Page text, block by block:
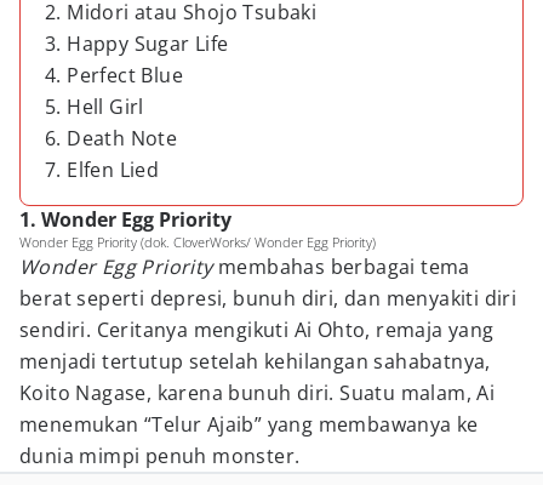
2. Midori atau Shojo Tsubaki
3. Happy Sugar Life
4. Perfect Blue
5. Hell Girl
6. Death Note
7. Elfen Lied
1. Wonder Egg Priority
Wonder Egg Priority (dok. CloverWorks/ Wonder Egg Priority)
Wonder Egg Prioritymembahas berbagai tema
berat seperti depresi, bunuh diri, dan menyakiti diri
sendiri. Ceritanya mengikuti Ai Ohto, remaja yang
menjadi tertutup setelah kehilangan sahabatnya,
Koito Nagase, karena bunuh diri. Suatu malam, Ai
menemukan “Telur Ajaib” yang membawanya ke
dunia mimpi penuh monster.